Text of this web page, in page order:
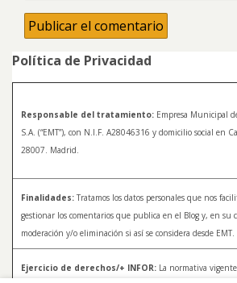
Política de Privacidad
Responsable del tratamiento: Empresa Municipal
S.A. (“EMT”), con N.I.F. A28046316 y domicilio social en
28007. Madrid.
Finalidades: Tratamos los datos personales que nos
gestionar los comentarios que publica en el Blog y, en su
moderación y/o eliminación si así se considera desde EMT.
Ejercicio de derechos/+ INFOR: La normativa